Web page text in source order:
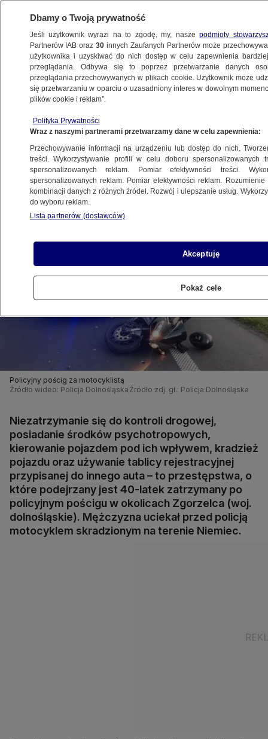
WROCŁAW
i zaczął uciekać. Jechał z prędkością
ponad 200 kilometrów na godzinę
12.10.2023, 08:56
Udostępnij
Policyjny pościg za motocyklistą
Źródło wideo: Policja Dolnośląska Źródło zdj. gł.: Policja Dolnośląska
Niezatrzymanie się do kontroli drogowej,
posiadanie środków psychotropowych,
kierowanie pojazdem pod ich wpływem, kradzież
pojazdu oraz używanie tablicy rejestracyjnej
przypisanej do innego auta – to przestępstwa, o
które podejrzany jest 40-latek zatrzymany po
policyjnym pościgu w okolicach Zgorzelca (woj.
dolnośląskie). Mężczyzna uciekał przed policją
motocyklem skradzionym na terenie Niemiec.
Dbamy o Twoją prywatność
Jeśli użytkownik wyrazi na to zgodę, my, naszepodmioty
Partnerów IAB oraz30 innych Zaufanych Partnerów może
użytkownika i uzyskiwać do nich dostęp w celu zapewnienia
przeglądania. Odbywa się to poprzez przetwarzanie danych
przeglądania przechowywanych w plikach cookie. Użytkownik może
się przetwarzaniu w oparciu o uzasadniony interes w dowolnym
plików cookie i reklam”.
Polityka Prywatności
Wraz z naszymi partnerami przetwarzamy dane w celu zapewnienia:
Przechowywanie informacji na urządzeniu lub dostęp do nich.
treści. Wykorzystywanie profili w celu doboru spersonalizowanych
spersonalizowanych reklam. Pomiar efektywności treści.
spersonalizowanych reklam. Pomiar efektywności reklam.
kombinacji danych z różnych źródeł. Rozwój i ulepszanie usług.
do wyboru reklam.
Lista partnerów (dostawców)
Akceptuję
Pokaż cele